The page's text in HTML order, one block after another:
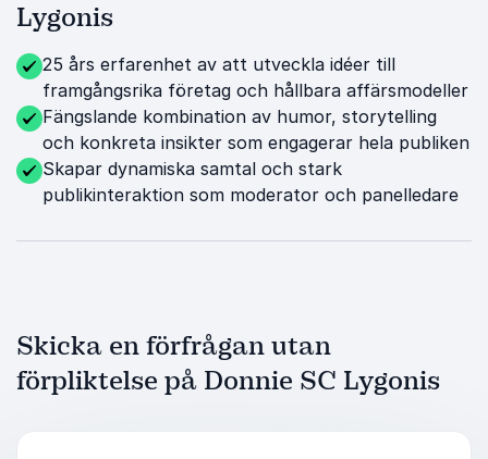
Lygonis
25 års erfarenhet av att utveckla idéer till
framgångsrika företag och hållbara affärsmodeller
Fängslande kombination av humor, storytelling
och konkreta insikter som engagerar hela publiken
Skapar dynamiska samtal och stark
publikinteraktion som moderator och panelledare
Skicka en förfrågan utan
förpliktelse på Donnie SC Lygonis